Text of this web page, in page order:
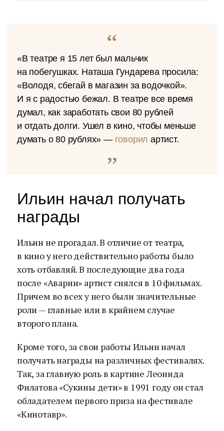
«В театре я 15 лет был мальчик
на побегушках. Наташа Гундарева просила:
«Володя, сбегай в магазин за водочкой».
И я с радостью бежал. В театре все время
думал, как заработать свои 80 рублей
и отдать долги. Ушел в кино, чтобы меньше
думать о 80 рублях» — говорил артист.
Ильин начал получать
награды
Ильин не прогадал. В отличие от театра,
в кино у него действительно работы было
хоть отбавляй. В последующие два года
после «Аварии» артист снялся в 10 фильмах.
Причем во всех у него были значительные
роли — главные или в крайнем случае
второго плана.
Кроме того, за свои работы Ильин начал
получать награды на различных фестивалях.
Так, за главную роль в картине Леонида
Филатова «Сукины дети» в 1991 году он стал
обладателем первого приза на фестивале
«Кинотавр».